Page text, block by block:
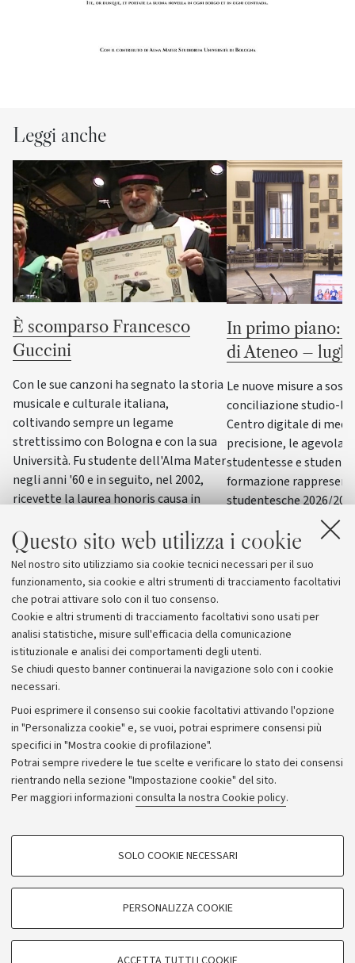
Questo sito web utilizza i cookie
Nel nostro sito utilizziamo sia cookie tecnici necessari per il suo
funzionamento, sia cookie e altri strumenti di tracciamento facoltativi
che potrai attivare solo con il tuo consenso.
Cookie e altri strumenti di tracciamento facoltativi sono usati per
analisi statistiche, misure sull'efficacia della comunicazione
istituzionale e analisi dei comportamenti degli utenti.
Se chiudi questo banner continuerai la navigazione solo con i cookie
necessari.
Puoi esprimere il consenso sui cookie facoltativi attivando l'opzione
in "Personalizza cookie" e, se vuoi, potrai esprimere consensi più
specifici in "Mostra cookie di profilazione".
Potrai sempre rivedere le tue scelte e verificare lo stato dei consensi
rientrando nella sezione "Impostazione cookie" del sito.
Per maggiori informazioni consulta la nostra Cookie policy.
COOKIE DI PROFILAZIONE - FACOLTATIVI
COOKIE TECNICI - NECESSARI
SOLO COOKIE NECESSARI
PERSONALIZZA COOKIE
Leggi anche
È scomparso Francesco
Guccini
Con le sue canzoni ha segnato la storia
musicale e culturale italiana,
coltivando sempre un legame
strettissimo con Bologna e con la sua
Università. Fu studente dell'Alma Mater
negli anni '60 e in seguito, nel 2002,
ricevette la laurea honoris causa in
In primo piano:
di Ateneo –
Le nuove misure a
conciliazione studio-
Centro digitale di
precisione, le
studentesse e
formazione
studentesche 2026/
nuova società per
benessere, sono
affrontati nelle sedute
Ateneo nel mese di
Archivio
Comunicati stampa
Redazione
Rassegna stampa
© Copyright 2026 - ALMA MATER STUDIORUM - Università di
Bologna - Via Zamboni, 33 - 40126 Bologna - PI: 01131710376 -
CF: 80007010376